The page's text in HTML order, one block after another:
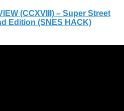
(CCXVIII) – Super Street
Edition (SNES HACK)